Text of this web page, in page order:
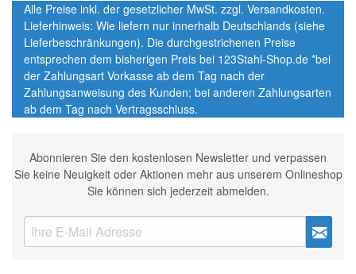
Alle Preise inkl. der gesetzlicher MwSt. zzgl. Versandkosten.
Lieferhinweis: Wie liefern nur innerhalb Deutschlands (siehe
Lieferbeschränkungen). Die durchgestrichenen Preise
entsprechen dem bisherigen Preis bei 123Stahl-Shop.de *bei
der Zahlungsart Vorkasse ab dem Tag nach der
Zahlungsanweisung des Kunden; bei anderen Zahlungsarten
ab dem Tag nach Vertragsschluss.
Abonnieren Sie den kostenlosen Newsletter und verpassen
Sie keine Neuigkeit oder Aktionen mehr aus unserem Onlineshop
Sie können sich jederzeit abmelden.